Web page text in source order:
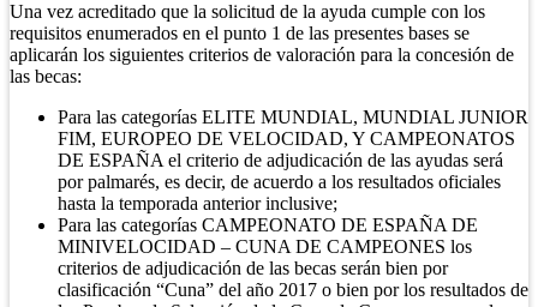
Una vez acreditado que la solicitud de la ayuda cumple con los
requisitos enumerados en el punto 1 de las presentes bases se
aplicarán los siguientes criterios de valoración para la concesión de
las becas:
Para las categorías ELITE MUNDIAL, MUNDIAL JUNIOR
FIM, EUROPEO DE VELOCIDAD, Y CAMPEONATOS
DE ESPAÑA el criterio de adjudicación de las ayudas será
por palmarés, es decir, de acuerdo a los resultados oficiales
hasta la temporada anterior inclusive;
Para las categorías CAMPEONATO DE ESPAÑA DE
MINIVELOCIDAD – CUNA DE CAMPEONES los
criterios de adjudicación de las becas serán bien por
clasificación “Cuna” del año 2017 o bien por los resultados de